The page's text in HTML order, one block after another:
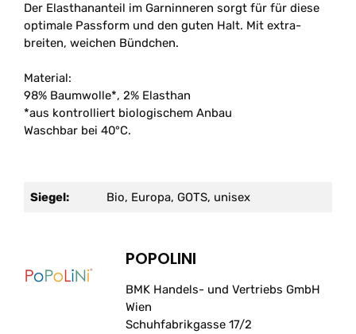
Der Elasthananteil im Garninneren sorgt für für diese
optimale Passform und den guten Halt. Mit extra-
breiten, weichen Bündchen.
Material:
98% Baumwolle*, 2% Elasthan
*aus kontrolliert biologischem Anbau
Waschbar bei 40°C.
Siegel: Bio, Europa, GOTS, unisex
POPOLINI
BMK Handels- und Vertriebs GmbH
Wien
Schuhfabrikgasse 17/2